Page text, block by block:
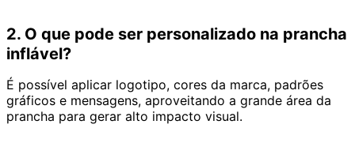
2. O que pode ser personalizado na prancha
inflável?
É possível aplicar logotipo, cores da marca, padrões
gráficos e mensagens, aproveitando a grande área da
prancha para gerar alto impacto visual.